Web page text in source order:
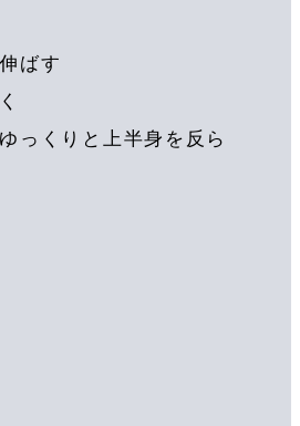
ばす
っくりと上半身を反ら